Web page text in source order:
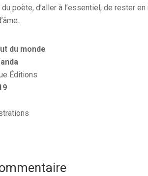
du poète, d’aller à l’essentiel, de rester
du monde
Éditions